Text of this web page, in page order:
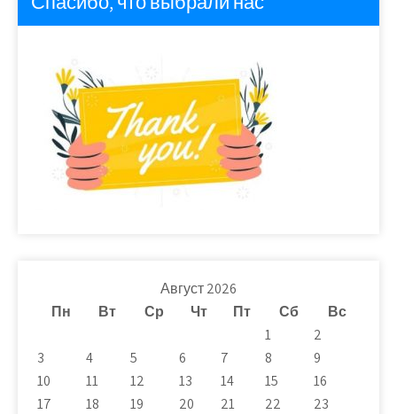
Август 2026
Пн
Вт Ср Чт Пт Сб
Вс
1
2
3
4 5 6 7 8
9
10
11 12 13 14 15
16
17
18 19 20 21 22
23